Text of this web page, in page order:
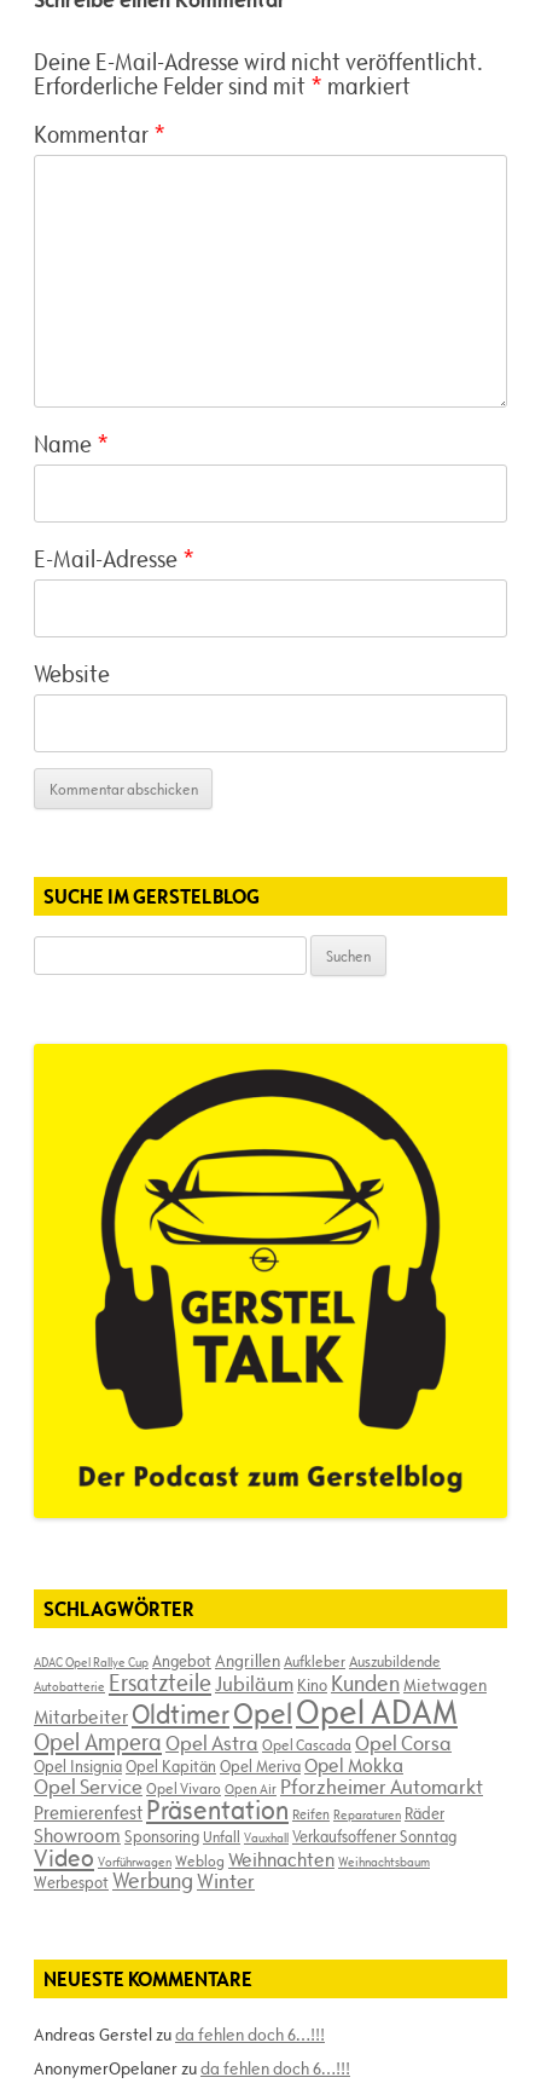
Deine E-Mail-Adresse wird nicht veröffentlicht.
Erforderliche Felder sind mit * markiert
Kommentar *
Name *
E-Mail-Adresse *
Website
SUCHE IM GERSTELBLOG
SCHLAGWÖRTER
ADAC Opel Rallye Cup AngebotAngrillenAufkleberAuszubildende
Autobatterie ErsatzteileJubiläum Kino KundenMietwagen
Mitarbeiter OldtimerOpelOpel ADAM
Opel AmperaOpel Astra Opel Cascada Opel Corsa
Opel InsigniaOpel Kapitän Opel MerivaOpel Mokka
Opel ServiceOpel Vivaro Open Air Pforzheimer Automarkt
Premierenfest Präsentation Reifen Reparaturen Räder
Showroom Sponsoring Unfall Vauxhall Verkaufsoffener Sonntag
Video Vorführwagen Weblog Weihnachten Weihnachtsbaum
WerbespotWerbungWinter
NEUESTE KOMMENTARE
Andreas Gerstelzuda fehlen doch 6…!!!
AnonymerOpelanerzuda fehlen doch 6…!!!